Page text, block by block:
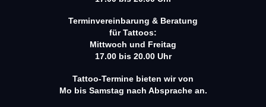
Terminvereinbarung & Beratung
für Tattoos:
Mittwoch und Freitag
17.00 bis 20.00 Uhr
Tattoo-Termine bieten wir von
Mo bis Samstag nach Absprache an.